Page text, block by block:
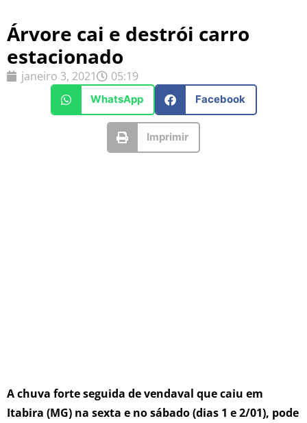
Árvore cai e destrói carro
estacionado
janeiro 3, 2021 05:19
WhatsApp Facebook
Imprimir
A chuva forte seguida de vendaval que caiu em
Itabira (MG) na sexta e no sábado (dias 1 e 2/01), pode